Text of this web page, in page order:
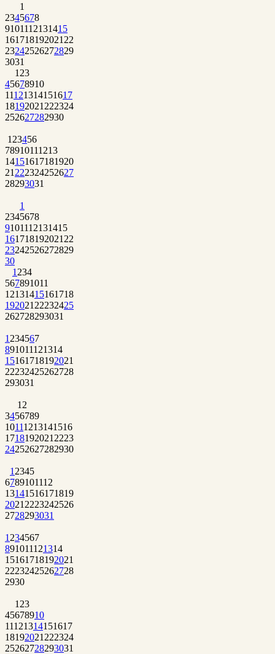
1
2345678
9101112131415
161718192021 22
23242526272829
3031
1 23
45678910
11121314151617
18192021 222324
252627282930
1 23456
78910111213
14151617181920
21 222324252627
28293031
1
2345678
9101112131415
161718192021 22
23242526272829
30
1 234
567891011
12131415161718
192021 22232425
262728293031
1 234567
891011121314
15161718192021
22232425262728
293031
1 2
3456789
10111213141516
1718192021 2223
24252627282930
1 2345
6789101112
13141516171819
2021 2223242526
2728293031
1 234567
891011121314
15161718192021
22232425262728
2930
1 23
45678910
11121314151617
18192021 222324
25262728293031